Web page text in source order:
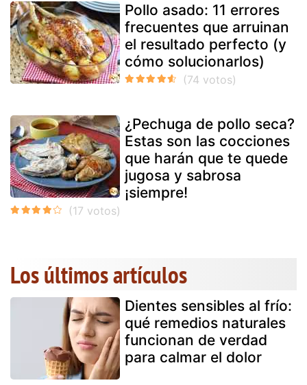
Pollo asado: 11 errores
frecuentes que arruinan
el resultado perfecto (y
cómo solucionarlos)
¿Pechuga de pollo seca?
Estas son las cocciones
que harán que te quede
jugosa y sabrosa
¡siempre!
Los últimos artículos
Dientes sensibles al frío:
qué remedios naturales
funcionan de verdad
para calmar el dolor